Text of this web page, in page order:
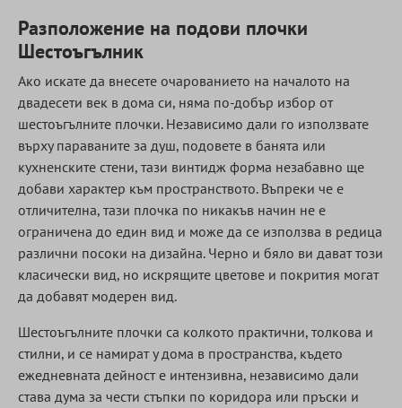
Разположение на подови плочки
Шестоъгълник
Ако искате да внесете очарованието на началото на
двадесети век в дома си, няма по-добър избор от
шестоъгълните плочки. Независимо дали го използвате
върху параваните за душ, подовете в банята или
кухненските стени, тази винтидж форма незабавно ще
добави характер към пространството. Въпреки че е
отличителна, тази плочка по никакъв начин не е
ограничена до един вид и може да се използва в редица
различни посоки на дизайна. Черно и бяло ви дават този
класически вид, но искрящите цветове и покрития могат
да добавят модерен вид.
Шестоъгълните плочки са колкото практични, толкова и
стилни, и се намират у дома в пространства, където
ежедневната дейност е интензивна, независимо дали
става дума за чести стъпки по коридора или пръски и